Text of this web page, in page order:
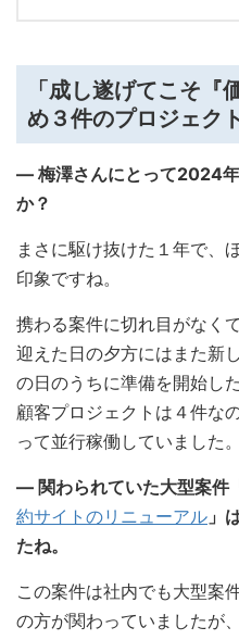
「成し遂げてこそ『
め３件のプロジェク
― 梅澤さんにとって2024
か？
まさに駆け抜けた１年で、
印象ですね。
携わる案件に切れ目がなく
迎えた日の夕方にはまた新
の日のうちに準備を開始し
顧客プロジェクトは４件な
って並行稼働していました。
― 関わられていた大型案件
約サイトのリニューアル 」
たね。
この案件は社内でも大型案
の方が関わっていましたが